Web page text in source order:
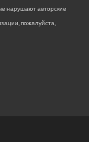
нарушают авторские
пожалуйста,